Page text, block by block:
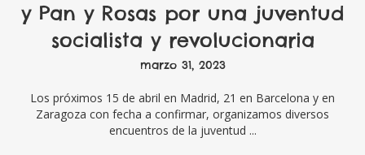
y Pan y Rosas por una juventud
socialista y revolucionaria
marzo 31, 2023
Los próximos 15 de abril en Madrid, 21 en Barcelona y en
Zaragoza con fecha a confirmar, organizamos diversos
encuentros de la juventud ...